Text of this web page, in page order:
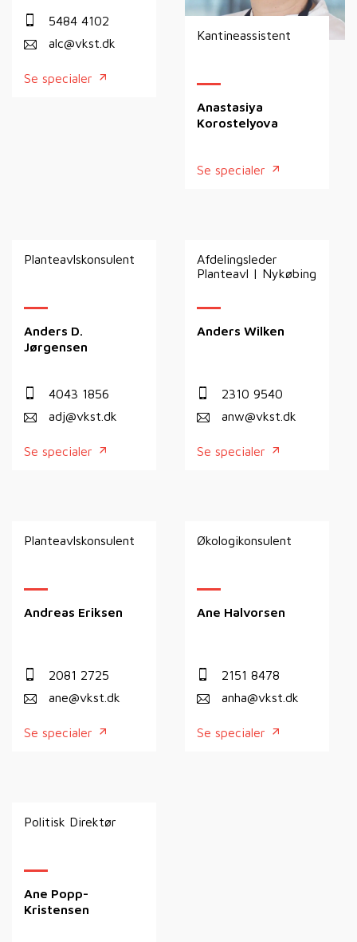
5484 4102
alc@vkst.dk
Se specialer
Kantineassistent
Anastasiya
Korostelyova
Se specialer
Planteavlskonsulent
Anders D.
Jørgensen
4043 1856
adj@vkst.dk
Se specialer
Afdelingsleder
Planteavl | Nykøbing
Anders Wilken
2310 9540
anw@vkst.dk
Se specialer
Planteavlskonsulent
Andreas Eriksen
2081 2725
ane@vkst.dk
Se specialer
Økologikonsulent
Ane Halvorsen
2151 8478
anha@vkst.dk
Se specialer
Politisk Direktør
Ane Popp-
Kristensen